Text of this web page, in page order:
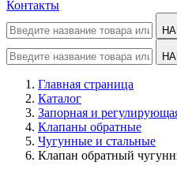
Контакты
Главная страница
Каталог
Запорная и
Клапаны обратные
Чугунные и стальные
Клапан обратный